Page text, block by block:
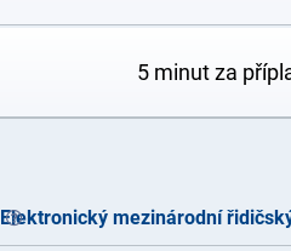
5 minut za
Elektronický mezinárodní